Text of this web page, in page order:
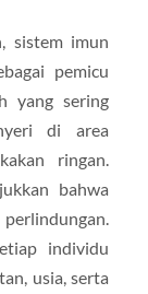
sistem imun
pemicu
yang sering
di area
ringan.
bahwa
individu
usia, serta